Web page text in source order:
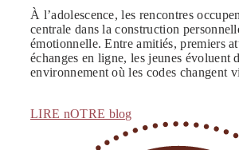
À l’adolescence, les rencontres
centrale dans la construction
émotionnelle. Entre amitiés, premiers
échanges en ligne, les jeunes évoluent
environnement où les codes changent
LIRE nOTRE blog